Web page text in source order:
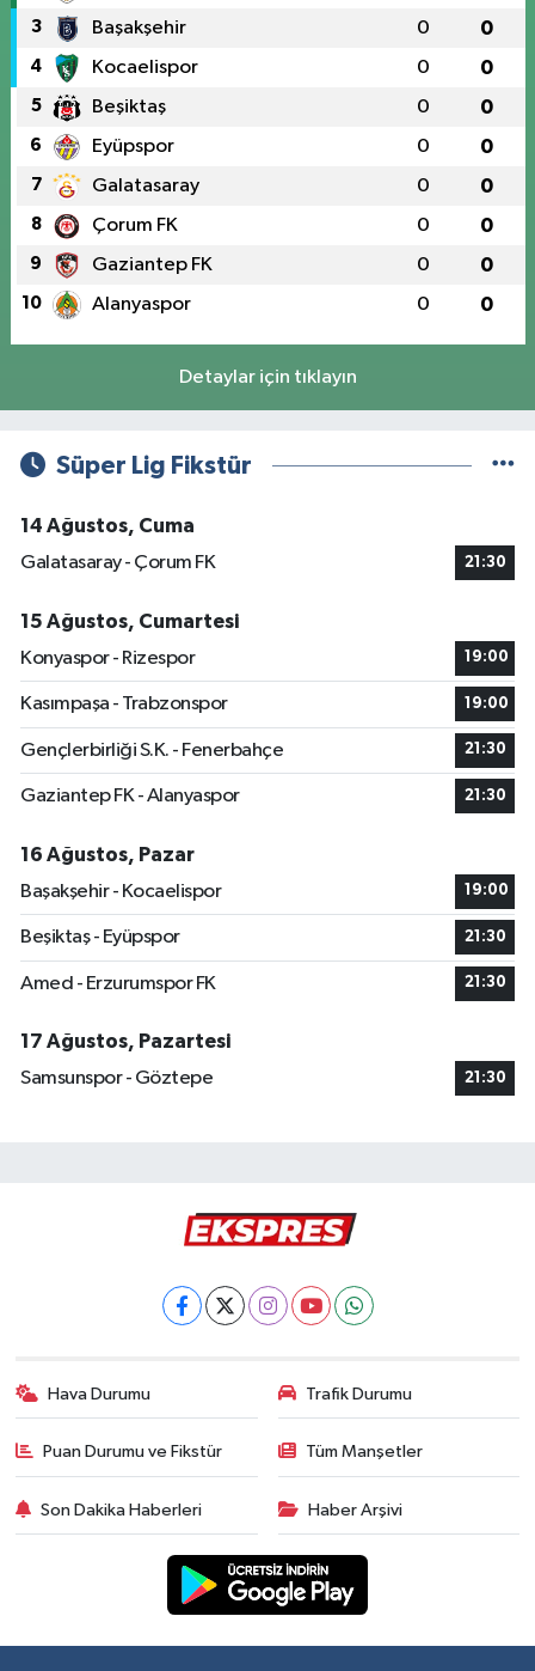
3 Başakşehir 0 0
4 Kocaelispor 0 0
5 Beşiktaş 0 0
6 Eyüpspor 0 0
7 Galatasaray 0 0
8 Çorum FK 0 0
9 Gaziantep FK 0 0
10 Alanyaspor 0 0
Detaylar için tıklayın
Süper Lig Fikstür
14 Ağustos, Cuma
Galatasaray - Çorum FK
21:30
15 Ağustos, Cumartesi
Konyaspor - Rizespor
19:00
Kasımpaşa - Trabzonspor 19:00
Gençlerbirliği S.K. - Fenerbahçe 21:30
Gaziantep FK - Alanyaspor 21:30
16 Ağustos, Pazar
Başakşehir - Kocaelispor
19:00
Beşiktaş - Eyüpspor 21:30
Amed - Erzurumspor FK 21:30
17 Ağustos, Pazartesi
Samsunspor - Göztepe
21:30
Hava Durumu Trafik Durumu
Puan Durumu ve Fikstür Tüm Manşetler
Son Dakika Haberleri Haber Arşivi